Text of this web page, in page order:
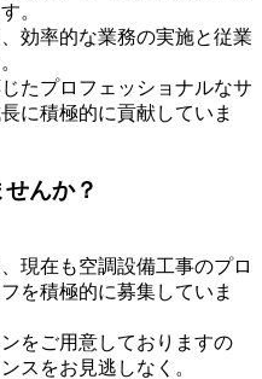
。
効率的な業務の実施と従業
たプロフェッショナルなサ
に積極的に貢献していま
んか？
現在も空調設備工事のプロ
を積極的に募集していま
をご用意しておりますの
スをお見逃しなく。